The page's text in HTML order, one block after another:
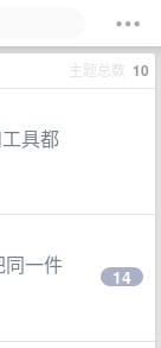
主题总数 10
具都
同一件
14